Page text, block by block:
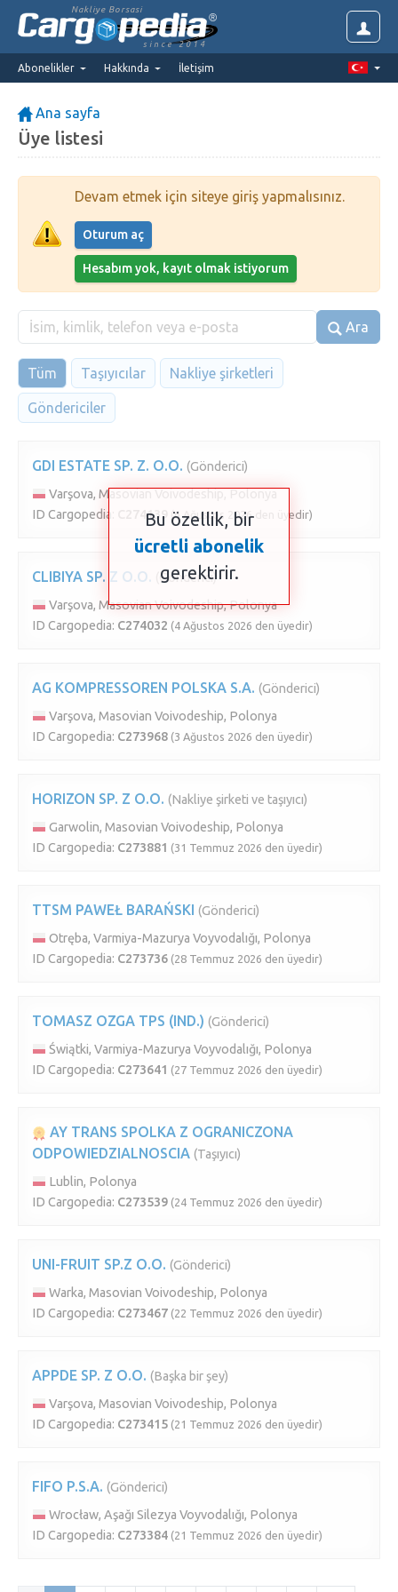
Nakliye Borsasi
since 2014
Abonelikler Hakkında İletişim
Ana sayfa
Üye listesi
Devam etmek için siteye giriş yapmalısınız.
Oturum aç
Hesabım yok, kayıt olmak istiyorum
Ara
Tüm Taşıyıcılar Nakliye şirketleri
Göndericiler
GDI ESTATE SP. Z. O.O. (Gönderici)
Varşova, Masovian Voivodeship, Polonya
ID Cargopedia:
C274139 (6 Ağustos 2026 den üyedir)
CLIBIYA SP. Z O.O.
(Gönderici)
Varşova, Masovian Voivodeship, Polonya
ID Cargopedia: C274032 (4 Ağustos 2026 den üyedir)
AG KOMPRESSOREN POLSKA S.A. (Gönderici)
Varşova, Masovian Voivodeship, Polonya
ID Cargopedia: C273968 (3 Ağustos 2026 den üyedir)
HORIZON SP. Z O.O. (Nakliye şirketi ve taşıyıcı)
Garwolin, Masovian Voivodeship, Polonya
ID Cargopedia: C273881 (31 Temmuz 2026 den üyedir)
TTSM PAWEŁ BARAŃSKI (Gönderici)
Otręba, Varmiya-Mazurya Voyvodalığı, Polonya
ID Cargopedia: C273736 (28 Temmuz 2026 den üyedir)
TOMASZ OZGA TPS (IND.) (Gönderici)
Świątki, Varmiya-Mazurya Voyvodalığı, Polonya
ID Cargopedia: C273641 (27 Temmuz 2026 den üyedir)
AY TRANS SPOLKA Z OGRANICZONA
ODPOWIEDZIALNOSCIA (Taşıyıcı)
Lublin, Polonya
ID Cargopedia: C273539 (24 Temmuz 2026 den üyedir)
UNI-FRUIT SP.Z O.O. (Gönderici)
Warka, Masovian Voivodeship, Polonya
ID Cargopedia: C273467 (22 Temmuz 2026 den üyedir)
APPDE SP. Z O.O. (Başka bir şey)
Varşova, Masovian Voivodeship, Polonya
ID Cargopedia: C273415 (21 Temmuz 2026 den üyedir)
FIFO P.S.A. (Gönderici)
Wrocław, Aşağı Silezya Voyvodalığı, Polonya
ID Cargopedia: C273384 (21 Temmuz 2026 den üyedir)
Bu özellik, bir
ücretli abonelik
gerektirir.